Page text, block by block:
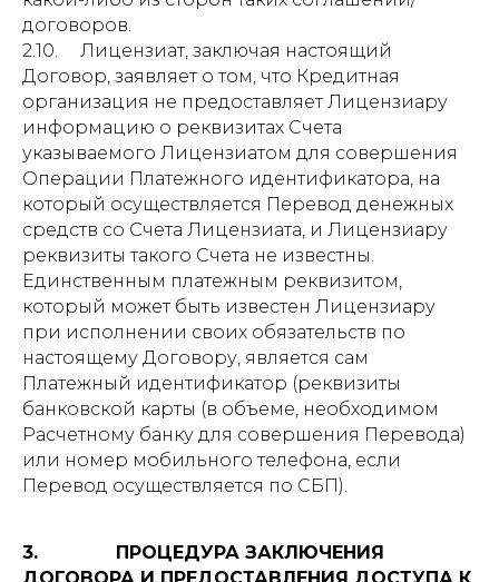
договоров.
2.10. Лицензиат, заключая настоящий
Договор, заявляет о том, что Кредитная
организация не предоставляет Лицензиару
информацию о реквизитах Счета
указываемого Лицензиатом для совершения
Операции Платежного идентификатора, на
который осуществляется Перевод денежных
средств со Счета Лицензиата, и Лицензиару
реквизиты такого Счета не известны.
Единственным платежным реквизитом,
который может быть известен Лицензиару
при исполнении своих обязательств по
настоящему Договору, является сам
Платежный идентификатор (реквизиты
банковской карты (в объеме, необходимом
Расчетному банку для совершения Перевода)
или номер мобильного телефона, если
Перевод осуществляется по СБП).
3. ПРОЦЕДУРА ЗАКЛЮЧЕНИЯ